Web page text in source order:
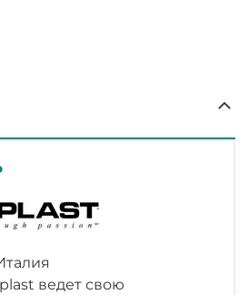
зонами с сохранением
в качестве
стеллажа: больше
и процедурных проблем
ведет свою